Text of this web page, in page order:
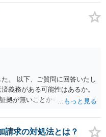
、連絡を無視してよいかどう
めします。しつこいようであ
ことも必要になるかもしれま
。 以下、ご質問に回答いたし
義務がある可能性はあるか。
拠が無いことから、相手方が
ように対応するのが適切か。
々な圧力をかけて回収をしよ
請求の対処法とは？